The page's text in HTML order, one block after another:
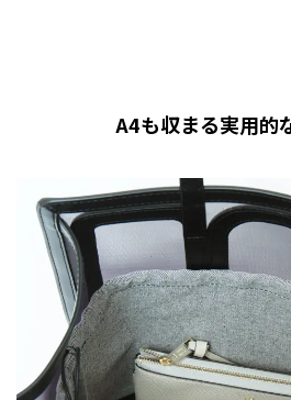
A4も収まる実用的